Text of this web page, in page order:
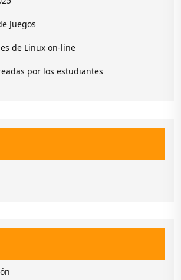
Juegos
de Linux on-line
por los estudiantes